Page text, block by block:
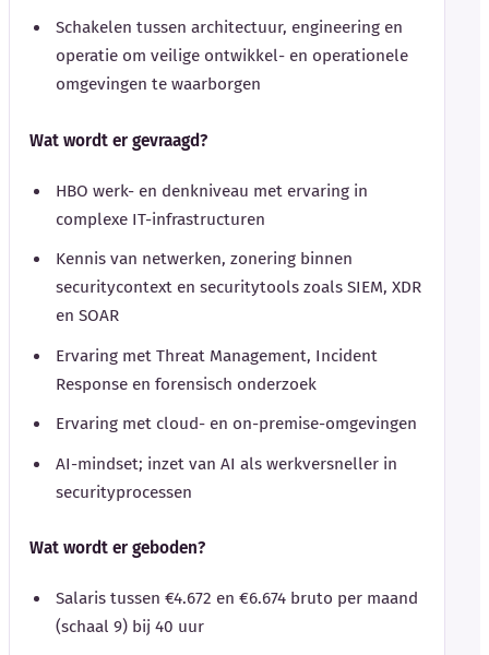
Schakelen tussen architectuur, engineering en
operatie om veilige ontwikkel- en operationele
omgevingen te waarborgen
Wat wordt er gevraagd?
HBO werk- en denkniveau met ervaring in
complexe IT-infrastructuren
Kennis van netwerken, zonering binnen
securitycontext en securitytools zoals SIEM, XDR
en SOAR
Ervaring met Threat Management, Incident
Response en forensisch onderzoek
Ervaring met cloud- en on-premise-omgevingen
AI-mindset; inzet van AI als werkversneller in
securityprocessen
Wat wordt er geboden?
Salaris tussen €4.672 en €6.674 bruto per maand
(schaal 9) bij 40 uur